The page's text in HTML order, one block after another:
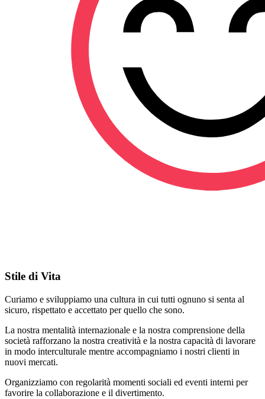
Stile di Vita
Curiamo e sviluppiamo una cultura in cui tutti ognuno si senta al
sicuro, rispettato e accettato per quello che sono.
La nostra mentalità internazionale e la nostra comprensione della
società rafforzano la nostra creatività e la nostra capacità di lavorare
in modo interculturale mentre accompagniamo i nostri clienti in
nuovi mercati.
Organizziamo con regolarità momenti sociali ed eventi interni per
favorire la collaborazione e il divertimento.